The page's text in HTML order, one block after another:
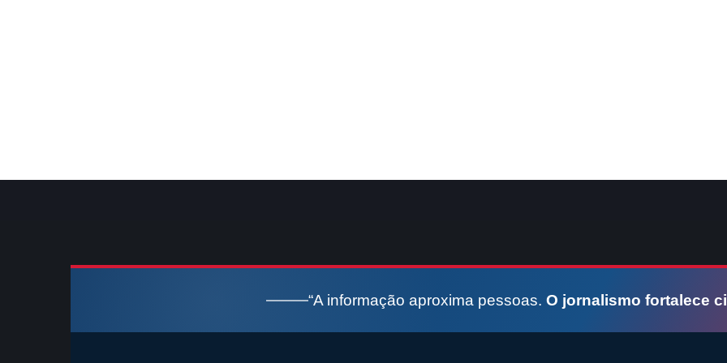
“A informação aproxima pessoas. O jornalismo fortalece